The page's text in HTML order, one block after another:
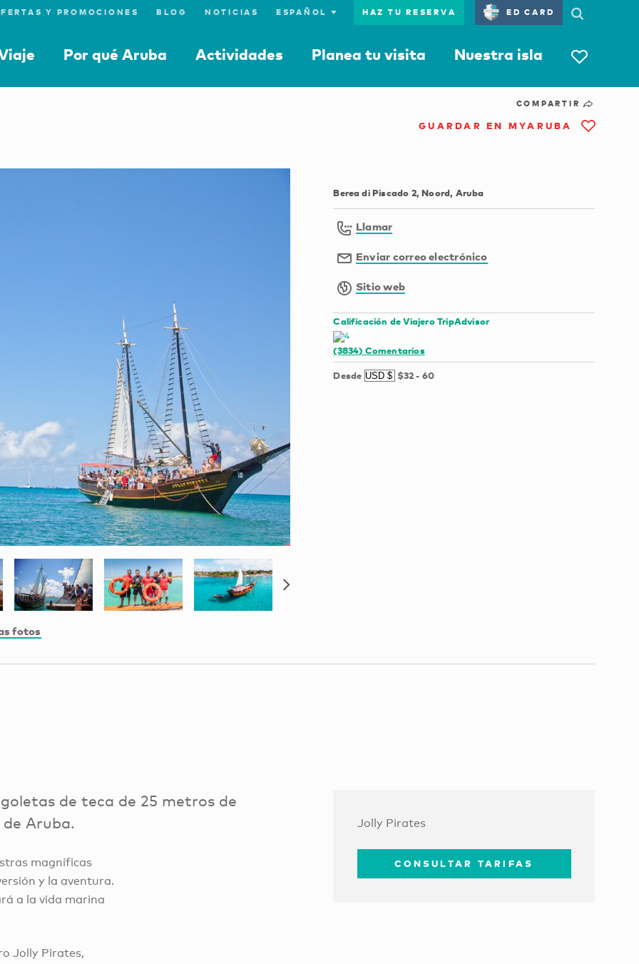
Y PROMOCIONES BLOG NOTICIAS HAZ TU RESERVA ED CARD
Por qué Aruba Actividades Planea tu visita Nuestra isla
fotos
COMPARTIR
GUARDAR EN MYARUBA
Berea di Piscado 2, Noord, Aruba
Llamar
Enviar correo electrónico
Sitio web
Calificación de Viajero TripAdvisor
(3834) Comentarios
Desde $32- 60
de teca de 25 metros de
Aruba.
magníficas
y la aventura.
a la vida marina
Jolly Pirates,
Jolly Pirates
CONSULTAR TARIFAS